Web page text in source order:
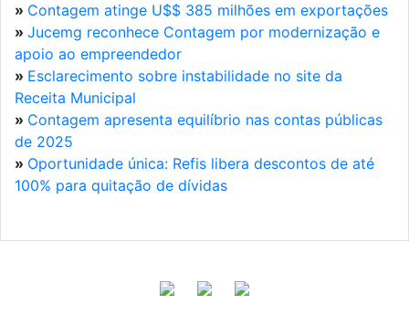
» Contagem atinge U$$ 385 milhões em exportações
» Jucemg reconhece Contagem por modernização e
apoio ao empreendedor
» Esclarecimento sobre instabilidade no site da
Receita Municipal
» Contagem apresenta equilíbrio nas contas públicas
de 2025
» Oportunidade única: Refis libera descontos de até
100% para quitação de dívidas